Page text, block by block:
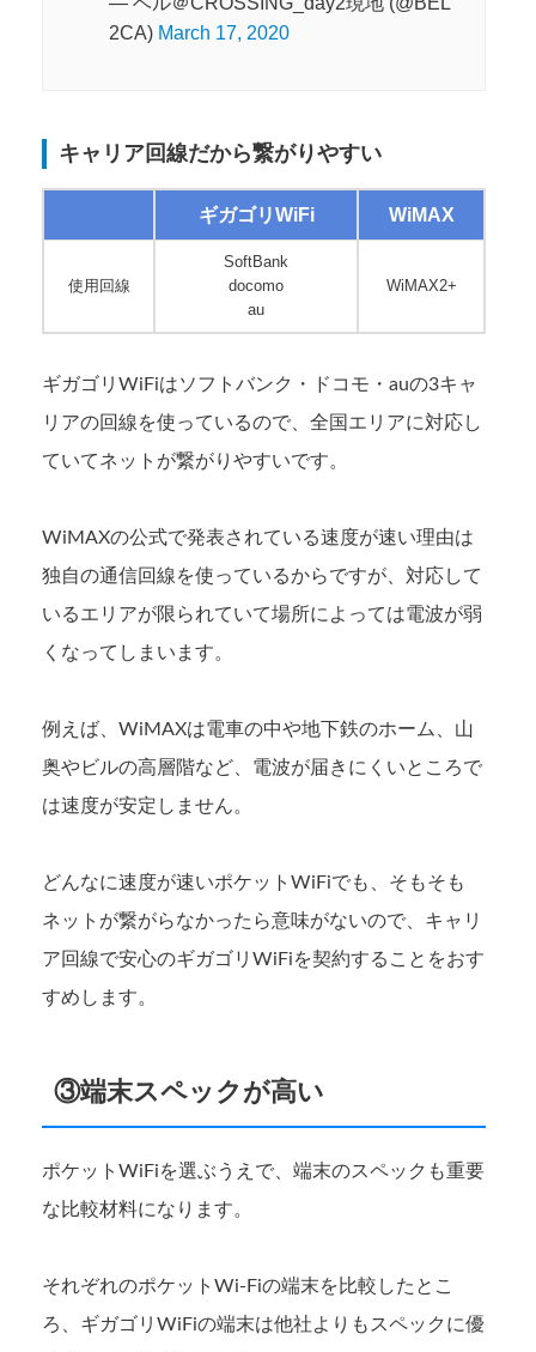
2CA) March 17, 2020
キャリア回線だから繋がりやすい
ギガゴリWiFi WiMAX
使用回線
SoftBank
docomo
au
WiMAX2+
ギガゴリWiFiはソフトバンク・ドコモ・auの3キャ
リアの回線を使っているので、全国エリアに対応し
ていてネットが繋がりやすいです。
WiMAXの公式で発表されている速度が速い理由は
独自の通信回線を使っているからですが、対応して
いるエリアが限られていて場所によっては電波が弱
くなってしまいます。
例えば、WiMAXは電車の中や地下鉄のホーム、山
奥やビルの高層階など、電波が届きにくいところで
は速度が安定しません。
どんなに速度が速いポケットWiFiでも、そもそも
ネットが繋がらなかったら意味がないので、キャリ
ア回線で安心のギガゴリWiFiを契約することをおす
すめします。
③端末スペックが高い
ポケットWiFiを選ぶうえで、端末のスペックも重要
な比較材料になります。
それぞれのポケットWi-Fiの端末を比較したとこ
ろ、ギガゴリWiFiの端末は他社よりもスペックに優